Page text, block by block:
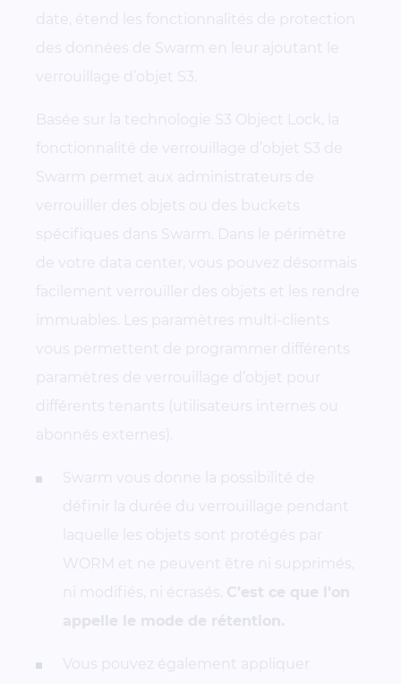
date, étend les fonctionnalités de protection
des données de Swarm en leur ajoutant le
verrouillage d’objet S3.
Basée sur la technologie S3 Object Lock, la
fonctionnalité de verrouillage d’objet S3 de
Swarm permet aux administrateurs de
verrouiller des objets ou des buckets
spécifiques dans Swarm. Dans le périmètre
de votre data center, vous pouvez désormais
facilement verrouiller des objets et les rendre
immuables. Les paramètres multi-clients
vous permettent de programmer différents
paramètres de verrouillage d’objet pour
différents tenants (utilisateurs internes ou
abonnés externes).
Swarm vous donne la possibilité de
définir la durée du verrouillage pendant
laquelle les objets sont protégés par
WORM et ne peuvent être ni supprimés,
ni modifiés, ni écrasés. C’est ce que l’on
appelle le mode de rétention.
Vous pouvez également appliquer